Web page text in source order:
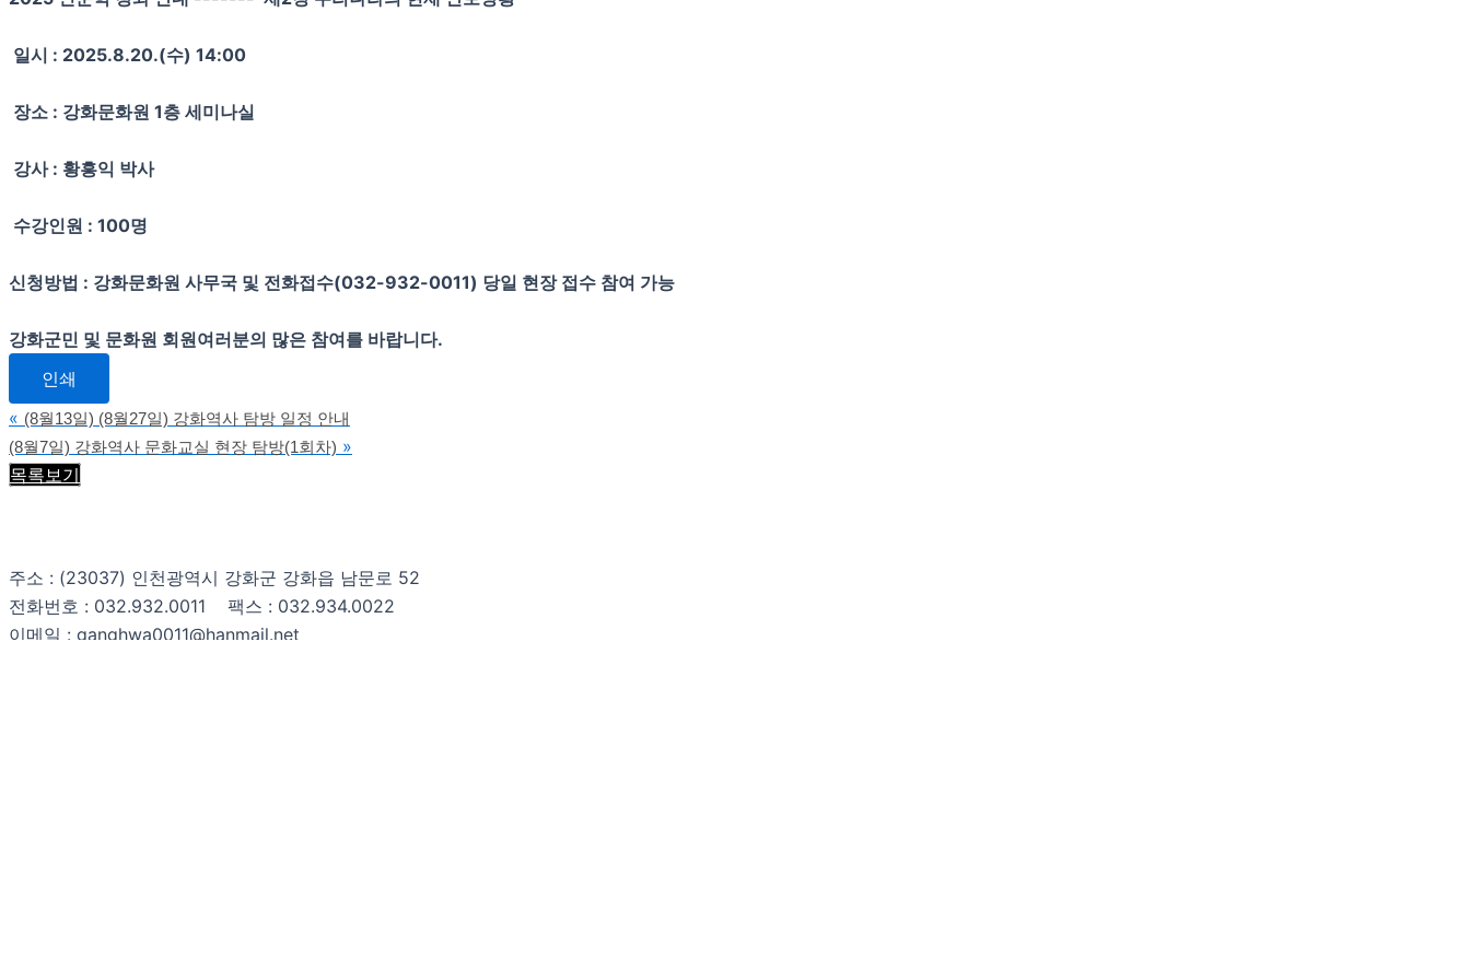
일시 : 2025.8.20.(수) 14:00
장소 : 강화문화원 1층 세미나실
강사 : 황흥익 박사
수강인원 : 100명
신청방법 : 강화문화원 사무국 및 전화접수(032-932-0011) 당일 현장 접수 참여 가능
강화군민 및 문화원 회원여러분의 많은 참여를 바랍니다.
인쇄
« (8월13일) (8월27일) 강화역사 탐방 일정 안내
(8월7일) 강화역사 문화교실 현장 탐방(1회차) »
목록보기
주소 : (23037) 인천광역시 강화군 강화읍 남문로 52
전화번호 : 032.932.0011 팩스 : 032.934.0022
이메일 : ganghwa0011@hanmail.net